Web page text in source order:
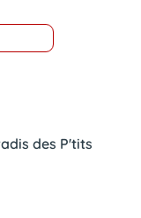
des P'tits